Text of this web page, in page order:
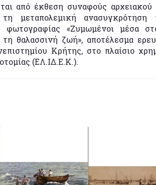
από έκθεση συναφούς
μεταπολεμική
φωτογραφίας «Ζυμωμένοι μέσα
θαλασσινή ζωή», αποτέλεσμα
Κρήτης, στο πλαίσιο
(ΕΛ.ΙΔ.Ε.Κ.).